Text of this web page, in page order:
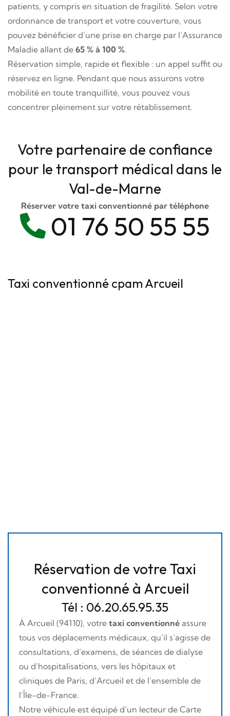
patients, y compris en situation de fragilité. Selon votre
ordonnance de transport et votre couverture, vous
pouvez bénéficier d’une prise en charge par l’Assurance
Maladie allant de 65 % à 100 %.
Réservation simple, rapide et flexible : un appel suffit ou
réservez en ligne. Pendant que nous assurons votre
mobilité en toute tranquillité, vous pouvez vous
concentrer pleinement sur votre rétablissement.
Votre partenaire de confiance
pour le transport médical dans le
Val-de-Marne
Réserver votre taxi conventionné par téléphone
01 76 50 55 55
Taxi conventionné cpam Arcueil
Réservation de votre Taxi
conventionné à Arcueil
Tél : 06.20.65.95.35
À Arcueil (94110), votre taxi conventionné assure
tous vos déplacements médicaux, qu’il s’agisse de
consultations, d’examens, de séances de dialyse
ou d’hospitalisations, vers les hôpitaux et
cliniques de Paris, d’Arcueil et de l’ensemble de
l’Île-de-France.
Notre véhicule est équipé d’un lecteur de Carte